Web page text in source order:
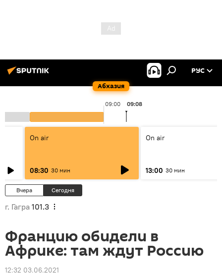
Абхазия
РУС
09:00 09:08
On air
08:30 30 мин
On air
13:00 30 мин
Вчера Сегодня
г. Гагра 101.3
Францию обидели в
Африке: там ждут Россию
12:32 03.06.2021